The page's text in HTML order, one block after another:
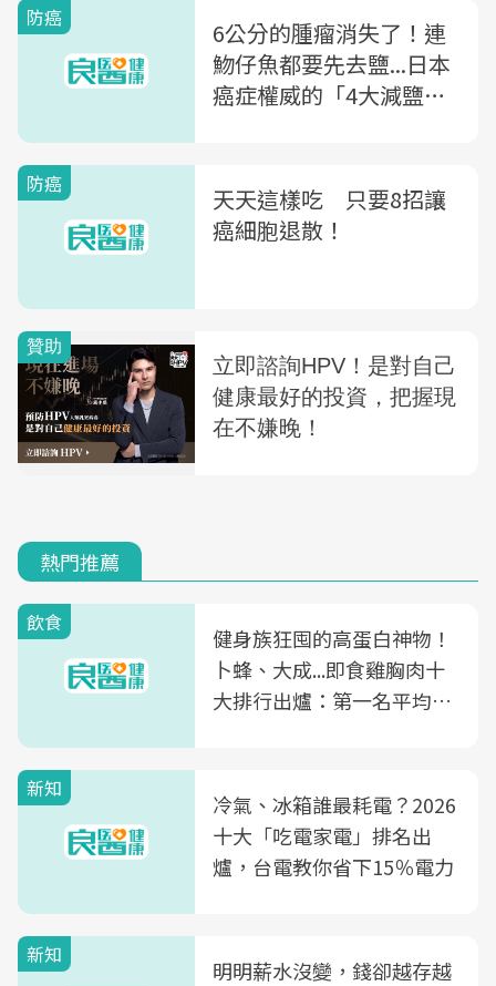
防癌
6公分的腫瘤消失了！連
魩仔魚都要先去鹽...日本
癌症權威的「4大減鹽抗
防癌
天天這樣吃 只要8招讓
癌細胞退散！
熱門推薦
飲食
健身族狂囤的高蛋白神物！
卜蜂、大成...即食雞胸肉十
大排行出爐：第一名平均一
新知
冷氣、冰箱誰最耗電？2026
十大「吃電家電」排名出
爐，台電教你省下15％電力
新知
明明薪水沒變，錢卻越存越